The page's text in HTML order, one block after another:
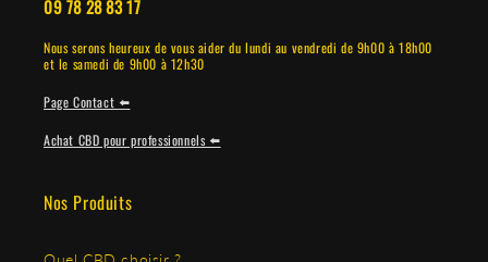
09 78 28 83 17
Nous serons heureux de vous aider du lundi au vendredi de 9h00 à 18h00
et le samedi de 9h00 à 12h30
Page Contact ⬅️
Achat CBD pour professionnels ⬅️
Nos Produits